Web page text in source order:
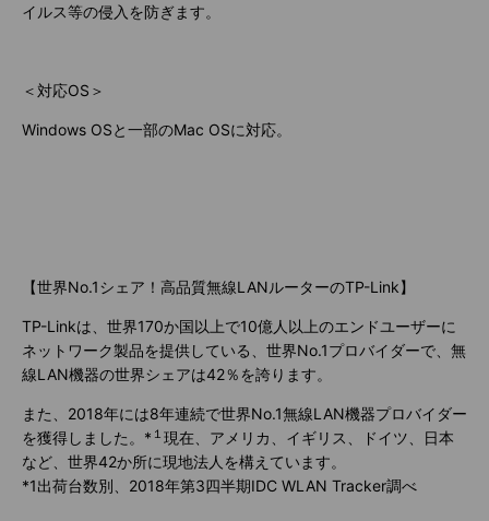
イルス等の侵入を防ぎます。
＜対応OS＞
Windows OSと一部のMac OSに対応。
【世界No.1シェア！高品質無線LANルーターのTP-Link】
TP-Linkは、世界170か国以上で10億人以上のエンドユーザーに
ネットワーク製品を提供している、世界No.1プロバイダーで、無
線LAN機器の世界シェアは42％を誇ります。
また、2018年には8年連続で世界No.1無線LAN機器プロバイダー
を獲得しました。* １ 現在、アメリカ、イギリス、ドイツ、日本
など、世界42か所に現地法人を構えています。
*1出荷台数別、2018年第3四半期IDC WLAN Tracker調べ